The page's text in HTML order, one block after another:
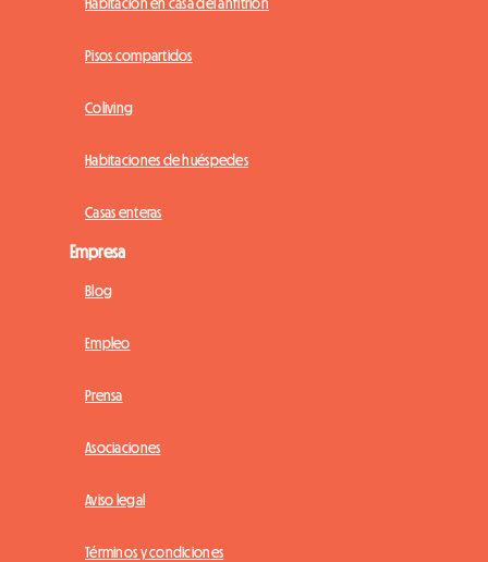
Pisos compartidos
Coliving
Habitaciones de huéspedes
Casas enteras
Empresa
Blog
Empleo
Prensa
Asociaciones
Aviso legal
Términos y condiciones